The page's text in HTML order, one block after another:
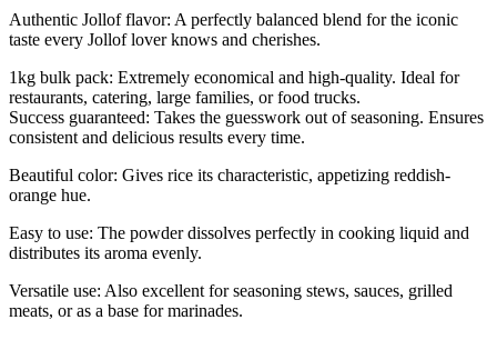
Authentic Jollof flavor: A perfectly balanced blend for the iconic
taste every Jollof lover knows and cherishes.
1kg bulk pack: Extremely economical and high-quality. Ideal for
restaurants, catering, large families, or food trucks.
Success guaranteed: Takes the guesswork out of seasoning. Ensures
consistent and delicious results every time.
Beautiful color: Gives rice its characteristic, appetizing reddish-
orange hue.
Easy to use: The powder dissolves perfectly in cooking liquid and
distributes its aroma evenly.
Versatile use: Also excellent for seasoning stews, sauces, grilled
meats, or as a base for marinades.